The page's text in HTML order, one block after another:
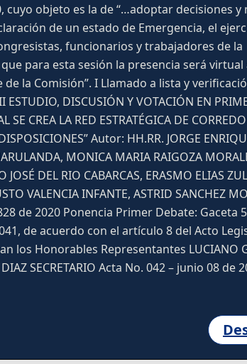
cuyo objeto es la de “…adoptar decisiones y
de un estado de Emergencia, el
funcionarios y trabajadores de la
para esta sesión la presencia será virtual
la Comisión”. I Llamado a lista y
DISCUSIÓN Y VOTACIÓN EN
CREA LA RED ESTRATÉGICA DE
Autor: HH.RR. JORGE
MONICA MARIA RAIGOZA
DEL RIO CABARCAS, ERASMO ELIAS
VALENCIA INFANTE, ASTRID SANCHEZ
de 2020 Ponencia Primer Debate: Gaceta
de acuerdo con el artículo 8 del Acto
los Honorables Representantes LUCIANO
DIAZ SECRETARIO Acta No. 042 – junio 08 de